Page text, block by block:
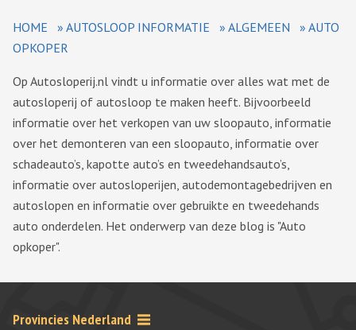
HOME » AUTOSLOOP INFORMATIE » ALGEMEEN » AUTO
OPKOPER
Op Autosloperij.nl vindt u informatie over alles wat met de
autosloperij of autosloop te maken heeft. Bijvoorbeeld
informatie over het verkopen van uw sloopauto, informatie
over het demonteren van een sloopauto, informatie over
schadeauto’s, kapotte auto’s en tweedehandsauto’s,
informatie over autosloperijen, autodemontagebedrijven en
autoslopen en informatie over gebruikte en tweedehands
auto onderdelen. Het onderwerp van deze blog is "Auto
opkoper".
Provincies Nederland